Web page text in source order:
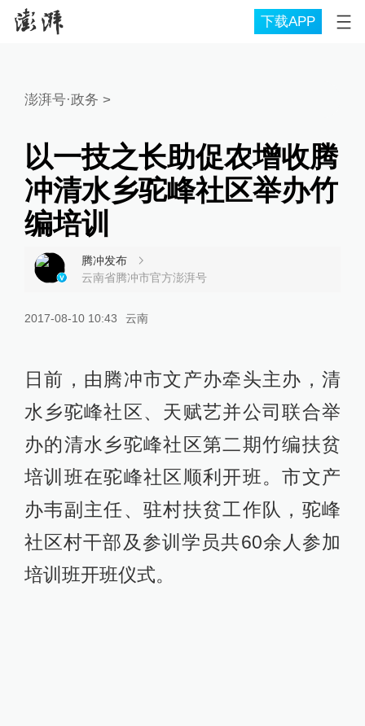
下载APP
澎湃号·政务 >
以一技之长助促农增收腾
冲清水乡驼峰社区举办竹
编培训
腾冲发布
云南省腾冲市官方澎湃号
2017-08-10 10:43 云南
日前，由腾冲市文产办牵头主办，清
水乡驼峰社区、天赋艺并公司联合举
办的清水乡驼峰社区第二期竹编扶贫
培训班在驼峰社区顺利开班。市文产
办韦副主任、驻村扶贫工作队，驼峰
社区村干部及参训学员共60余人参加
培训班开班仪式。